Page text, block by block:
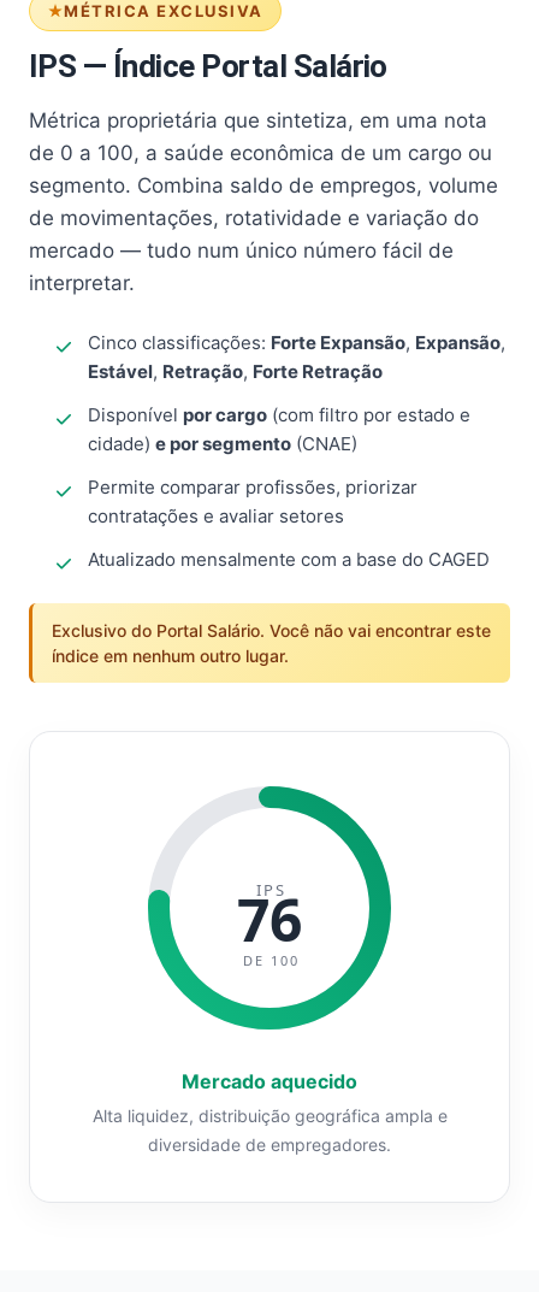
MÉTRICA EXCLUSIVA
IPS — Índice Portal Salário
Métrica proprietária que sintetiza, em uma nota
de 0 a 100, a saúde econômica de um cargo ou
segmento. Combina saldo de empregos, volume
de movimentações, rotatividade e variação do
mercado — tudo num único número fácil de
interpretar.
Cinco classificações: Forte Expansão, Expansão,
Estável, Retração, Forte Retração
Disponível por cargo (com filtro por estado e
cidade) e por segmento (CNAE)
Permite comparar profissões, priorizar
contratações e avaliar setores
Atualizado mensalmente com a base do CAGED
Exclusivo do Portal Salário. Você não vai encontrar este
índice em nenhum outro lugar.
IPS
76
DE 100
Mercado aquecido
Alta liquidez, distribuição geográfica ampla e
diversidade de empregadores.